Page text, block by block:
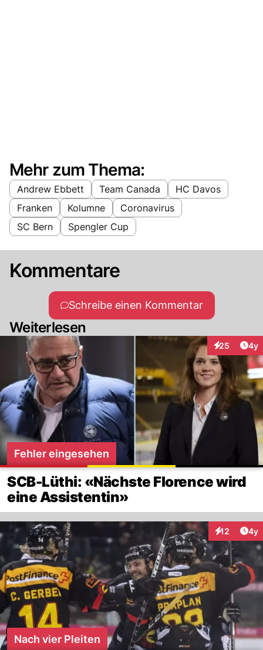
Mehr zum Thema:
Andrew Ebbett Team Canada
HC Davos
Franken
Kolumne
Coronavirus
SC Bern
Spengler Cup
Kommentare
Schreibe einen Kommentar
Weiterlesen
25
Interaktionen
4y
Fehler eingesehen
SCB-Lüthi: «Nächste Florence wird
eine Assistentin»
12 4y
Nach vier Pleiten